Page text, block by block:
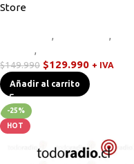
Store
, ,
,
$149.990 $129.990 + IVA
Añadir al carrito
-25%
HOT